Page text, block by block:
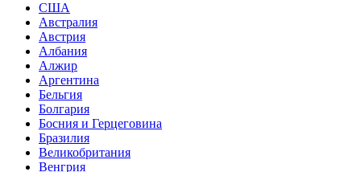
США
Австралия
Австрия
Албания
Алжир
Аргентина
Бельгия
Болгария
Босния и Герцеговина
Бразилия
Великобритания
Венгрия